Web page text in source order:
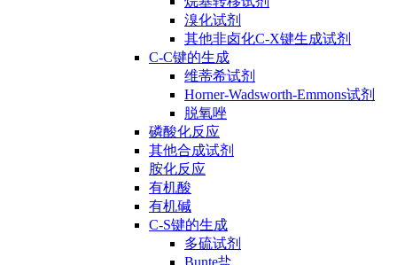
溴化试剂
其他非卤化C-X键生成试剂
C-C键的生成
维蒂希试剂
Horner-Wadsworth-Emmons试剂
脱氧唑
磷酸化反应
其他合成试剂
胺化反应
有机酸
有机碱
C-S键的生成
多硫试剂
Bunte盐